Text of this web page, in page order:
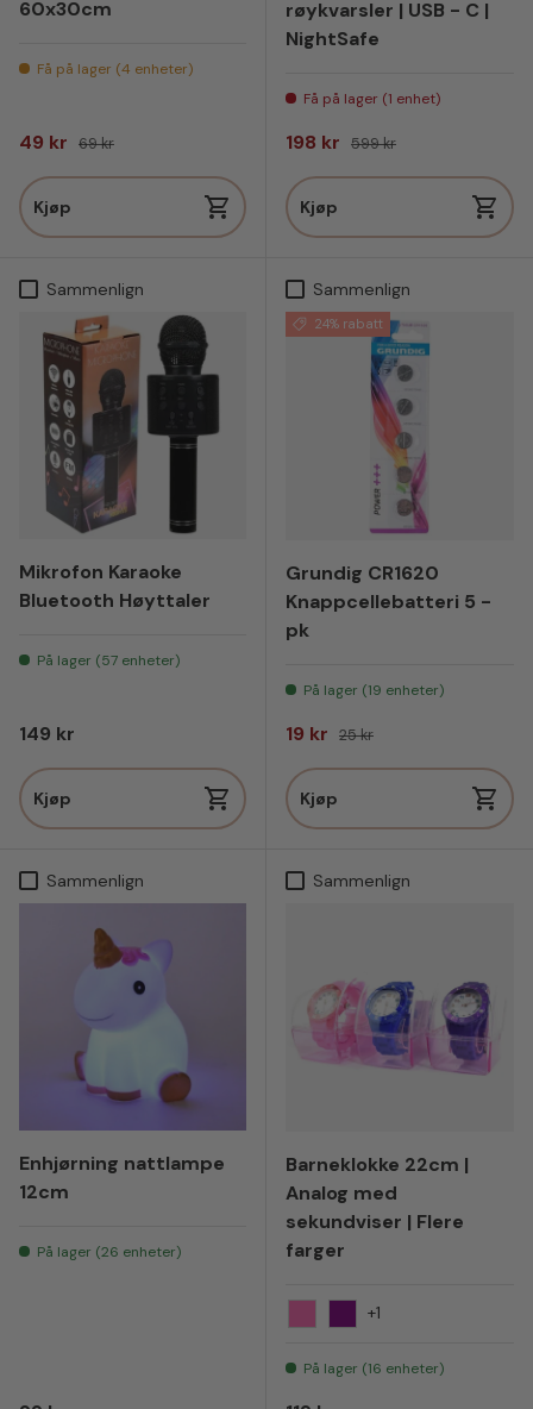
60x30cm
Få på lager (4 enheter)
Salgspris
49 kr Vanlig pris
69 kr
Kjøp
røykvarsler | USB - C |
NightSafe
Få på lager (1 enhet)
Salgspris
198 kr Vanlig pris
599 kr
Kjøp
Sammenlign
Mikrofon Karaoke
Bluetooth Høyttaler
På lager (57 enheter)
Vanlig pris
149 kr
Kjøp
Sammenlign
24% rabatt
Grundig CR1620
Knappcellebatteri 5 -
pk
På lager (19 enheter)
Salgspris
19 kr Vanlig pris
25 kr
Kjøp
Sammenlign
Enhjørning nattlampe
12cm
På lager (26 enheter)
Sammenlign
Barneklokke 22cm |
Analog med
sekundviser | Flere
farger
+1
På lager (16 enheter)